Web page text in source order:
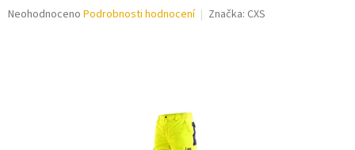
Průměrné
Neohodnoceno Podrobnosti hodnocení Značka: CXS